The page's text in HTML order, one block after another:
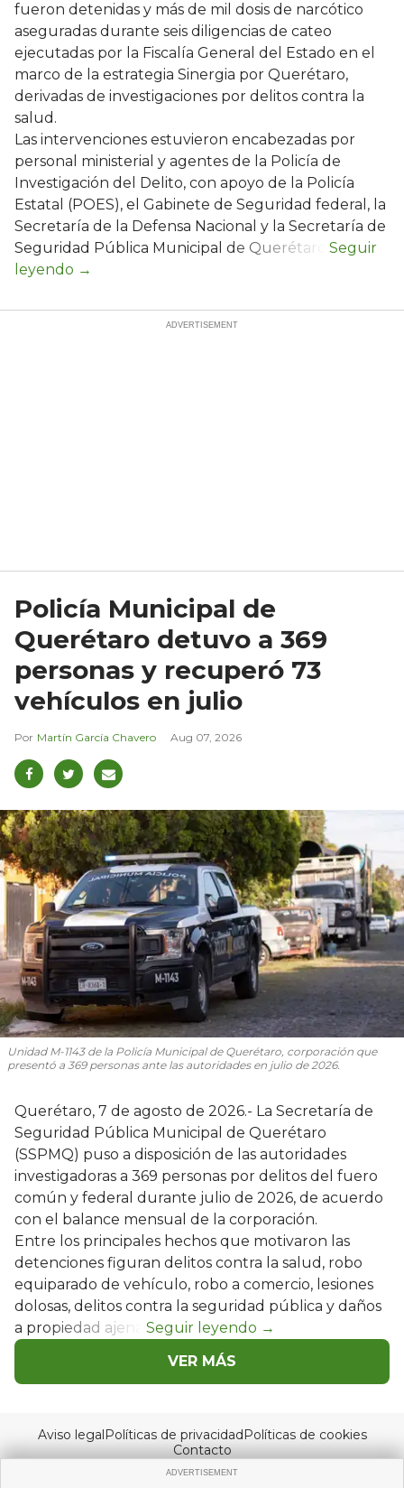
fueron detenidas y más de mil dosis de narcótico
aseguradas durante seis diligencias de cateo
ejecutadas por la Fiscalía General del Estado en el
marco de la estrategia Sinergia por Querétaro,
derivadas de investigaciones por delitos contra la
salud.
Las intervenciones estuvieron encabezadas por
personal ministerial y agentes de la Policía de
Investigación del Delito, con apoyo de la Policía
Estatal (POES), el Gabinete de Seguridad federal, la
Secretaría de la Defensa Nacional y la Secretaría de
Seguridad Pública Municipal de Querétaro.
Policía Municipal de
Querétaro detuvo a 369
personas y recuperó 73
vehículos en julio
Martín García Chavero Aug 07, 2026
Unidad M-1143 de la Policía Municipal de Querétaro, corporación que
presentó a 369 personas ante las autoridades en julio de 2026.
Querétaro, 7 de agosto de 2026.- La Secretaría de
Seguridad Pública Municipal de Querétaro
(SSPMQ) puso a disposición de las autoridades
investigadoras a 369 personas por delitos del fuero
común y federal durante julio de 2026, de acuerdo
con el balance mensual de la corporación.
Entre los principales hechos que motivaron las
detenciones figuran delitos contra la salud, robo
equiparado de vehículo, robo a comercio, lesiones
dolosas, delitos contra la seguridad pública y daños
a propiedad ajena.
VER MÁS
Aviso legalPolíticas de privacidadPolíticas de cookies
Contacto